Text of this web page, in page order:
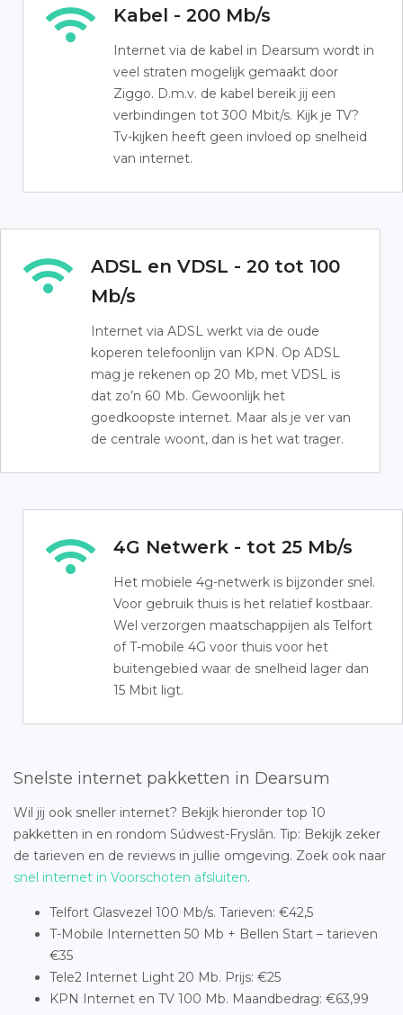
Kabel - 200 Mb/s
Internet via de kabel in Dearsum wordt in
veel straten mogelijk gemaakt door
Ziggo. D.m.v. de kabel bereik jij een
verbindingen tot 300 Mbit/s. Kijk je TV?
Tv-kijken heeft geen invloed op snelheid
van internet.
ADSL en VDSL - 20 tot 100
Mb/s
Internet via ADSL werkt via de oude
koperen telefoonlijn van KPN. Op ADSL
mag je rekenen op 20 Mb, met VDSL is
dat zo’n 60 Mb. Gewoonlijk het
goedkoopste internet. Maar als je ver van
de centrale woont, dan is het wat trager.
4G Netwerk - tot 25 Mb/s
Het mobiele 4g-netwerk is bijzonder snel.
Voor gebruik thuis is het relatief kostbaar.
Wel verzorgen maatschappijen als Telfort
of T-mobile 4G voor thuis voor het
buitengebied waar de snelheid lager dan
15 Mbit ligt.
Snelste internet pakketten in Dearsum
Wil jij ook sneller internet? Bekijk hieronder top 10
pakketten in en rondom Súdwest-Fryslân. Tip: Bekijk zeker
de tarieven en de reviews in jullie omgeving. Zoek ook naar
snel internet in Voorschoten afsluiten.
Telfort Glasvezel 100 Mb/s. Tarieven: €42,5
T-Mobile Internetten 50 Mb + Bellen Start – tarieven
€35
Tele2 Internet Light 20 Mb. Prijs: €25
KPN Internet en TV 100 Mb. Maandbedrag: €63,99